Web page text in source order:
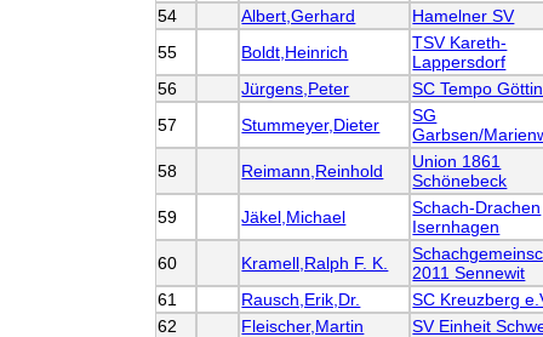
54
Albert,Gerhard
Hamelner SV
55
Boldt,Heinrich
TSV Kareth-
Lappersdorf
56
Jürgens,Peter
SC Tempo
57
Stummeyer,Dieter
SG
Garbsen/
58
Reimann,Reinhold
Union 1861
Schönebeck
59
Jäkel,Michael
Schach-Drachen
Isernhagen
60
Kramell,Ralph F. K.
2011 Sennewit
61
Rausch,Erik,Dr.
SC Kreuzberg
62
Fleischer,Martin
SV Einheit